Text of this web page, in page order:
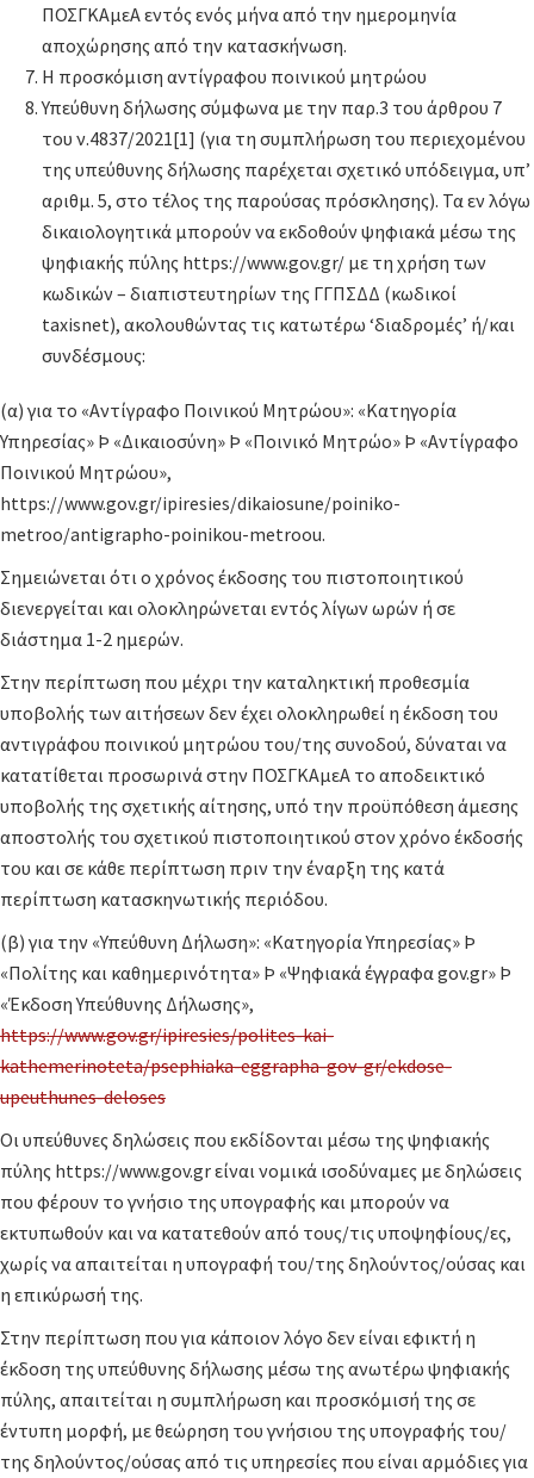
ΠΟΣΓΚΑμεΑ εντός ενός μήνα από την ημερομηνία
αποχώρησης από την κατασκήνωση.
Η προσκόμιση αντίγραφου ποινικού μητρώου
Υπεύθυνη δήλωσης σύμφωνα με την παρ.3 του άρθρου 7
του ν.4837/2021[1] (για τη συμπλήρωση του περιεχομένου
της υπεύθυνης δήλωσης παρέχεται σχετικό υπόδειγμα, υπ’
αριθμ. 5, στο τέλος της παρούσας πρόσκλησης). Τα εν λόγω
δικαιολογητικά μπορούν να εκδοθούν ψηφιακά μέσω της
ψηφιακής πύλης https://www.gov.gr/ με τη χρήση των
κωδικών – διαπιστευτηρίων της ΓΓΠΣΔΔ (κωδικοί
taxisnet), ακολουθώντας τις κατωτέρω ‘διαδρομές’ ή/και
συνδέσμους:
(α) για το «Αντίγραφο Ποινικού Μητρώου»: «Κατηγορία
Υπηρεσίας» Þ «Δικαιοσύνη» Þ «Ποινικό Μητρώο» Þ «Αντίγραφο
Ποινικού Μητρώου»,
https://www.gov.gr/ipiresies/dikaiosune/poiniko-
metroo/antigrapho-poinikou-metroou.
Σημειώνεται ότι ο χρόνος έκδοσης του πιστοποιητικού
διενεργείται και ολοκληρώνεται εντός λίγων ωρών ή σε
διάστημα 1-2 ημερών.
Στην περίπτωση που μέχρι την καταληκτική προθεσμία
υποβολής των αιτήσεων δεν έχει ολοκληρωθεί η έκδοση του
αντιγράφου ποινικού μητρώου του/της συνοδού, δύναται να
κατατίθεται προσωρινά στην ΠΟΣΓΚΑμεΑ το αποδεικτικό
υποβολής της σχετικής αίτησης, υπό την προϋπόθεση άμεσης
αποστολής του σχετικού πιστοποιητικού στον χρόνο έκδοσής
του και σε κάθε περίπτωση πριν την έναρξη της κατά
περίπτωση κατασκηνωτικής περιόδου.
(β) για την «Υπεύθυνη Δήλωση»: «Κατηγορία Υπηρεσίας» Þ
«Πολίτης και καθημερινότητα» Þ «Ψηφιακά έγγραφα gov.gr» Þ
«Έκδοση Υπεύθυνης Δήλωσης»,
https://www.gov.gr/ipiresies/polites-kai-
kathemerinoteta/psephiaka-eggrapha-gov-gr/ekdose-
upeuthunes-deloses
Οι υπεύθυνες δηλώσεις που εκδίδονται μέσω της ψηφιακής
πύλης https://www.gov.gr είναι νομικά ισοδύναμες με δηλώσεις
που φέρουν το γνήσιο της υπογραφής και μπορούν να
εκτυπωθούν και να κατατεθούν από τους/τις υποψηφίους/ες,
χωρίς να απαιτείται η υπογραφή του/της δηλούντος/ούσας και
η επικύρωσή της.
Στην περίπτωση που για κάποιον λόγο δεν είναι εφικτή η
έκδοση της υπεύθυνης δήλωσης μέσω της ανωτέρω ψηφιακής
πύλης, απαιτείται η συμπλήρωση και προσκόμισή της σε
έντυπη μορφή, με θεώρηση του γνήσιου της υπογραφής του/
της δηλούντος/ούσας από τις υπηρεσίες που είναι αρμόδιες για